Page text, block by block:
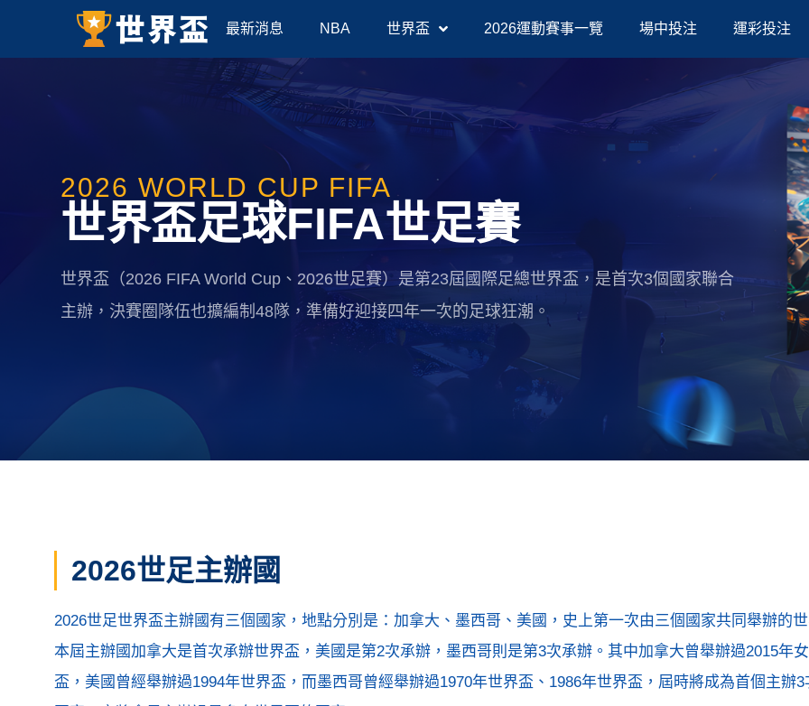
最新消息 NBA 世界盃 2026運動賽事一覽 場中投注 運彩投注
2026 WORLD CUP FIFA
世界盃足球FIFA世足賽
世界盃（2026 FIFA World Cup、2026世足賽）是第23屆國際足總世界盃，是首次3個國家聯合
主辦，決賽圈隊伍也擴編制48隊，準備好迎接四年一次的足球狂潮。
2026世足主辦國
2026世足世界盃主辦國有三個國家，地點分別是：加拿大、墨西哥、美國，史上第一次由三個國家共同舉辦的
本屆主辦國加拿大是首次承辦世界盃，美國是第2次承辦，墨西哥則是第3次承辦。其中加拿大曾舉辦過2015年
盃，美國曾經舉辦過1994年世界盃，而墨西哥曾經舉辦過1970年世界盃、1986年世界盃，屆時將成為首個主辦